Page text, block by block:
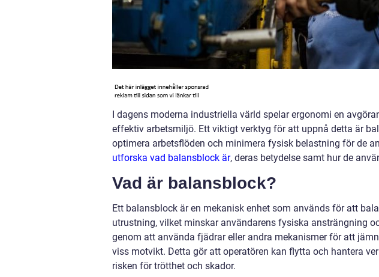
I dagens moderna industriella värld spelar ergonomi en
effektiv arbetsmiljö. Ett viktigt verktyg för att uppnå detta är
optimera arbetsflöden och minimera fysisk belastning för de
utforska vad balansblock är, deras betydelse samt hur de
Vad är balansblock?
Ett balansblock är en mekanisk enhet som används för att
utrustning, vilket minskar användarens fysiska ansträngning
genom att använda fjädrar eller andra mekanismer för att
viss motvikt. Detta gör att operatören kan flytta och hantera
risken för trötthet och skador.